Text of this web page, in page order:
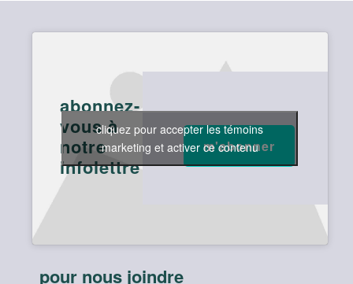
abonnez-
vous à
notre
infolettre
cliquez pour accepter les témoins
marketing et activer ce contenu
pour nous joindre